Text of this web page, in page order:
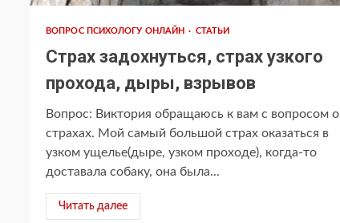
ВОПРОС ПСИХОЛОГУ ОНЛАЙН СТАТЬИ
Страх задохнуться, страх узкого
прохода, дыры, взрывов
Вопрос: Виктория обращаюсь к вам с вопросом о
страхах. Мой самый большой страх оказаться в
узком ущелье(дыре, узком проходе), когда-то
доставала собаку, она была...
Читать далее